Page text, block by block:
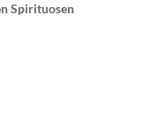
Spirituosen